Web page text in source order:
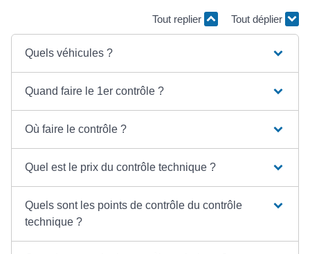
Tout replier Tout déplier
Quels véhicules ?
Quand faire le 1er contrôle ?
Où faire le contrôle ?
Quel est le prix du contrôle technique ?
Quels sont les points de contrôle du contrôle
technique ?